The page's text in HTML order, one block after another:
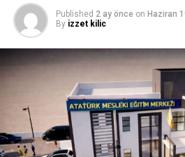
Published 2 ay önce on Haziran
By izzet kilic